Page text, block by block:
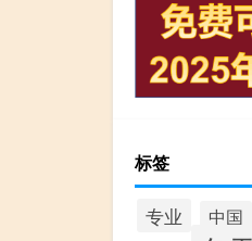
标签
专业 中国